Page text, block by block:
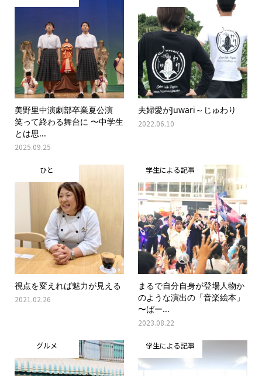
美野里中演劇部卒業夏公演
笑って終わる舞台に 〜中学生
とは思...
2025.09.25
夫婦愛がJuwari～じゅわり
2022.06.10
ひと
視点を変えれば魅力が見える
2021.02.26
学生による記事
まるで自分自身が登場人物か
のような演出の「音楽絵本」
〜ばー...
2023.08.22
グルメ 学生による記事